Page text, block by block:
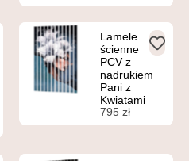
Lamele
ścienne
PCV z
nadrukiem
Pani z
Kwiatami
795 zł